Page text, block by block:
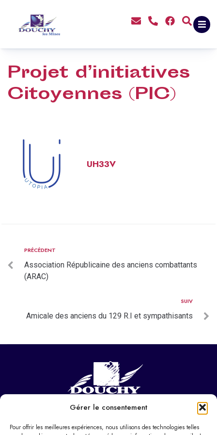
Gérer le consentement
Pour offrir les meilleures expériences, nous utilisons des technologies telles
principal
Projet d’initiatives
Citoyennes (PIC)
UH33V
PRÉCÉDENT
Association Républicaine des anciens combattants
(ARAC)
SUIV
Amicale des anciens du 129 R.I et sympathisants
NOUS CONTACTER
Hôtel de ville